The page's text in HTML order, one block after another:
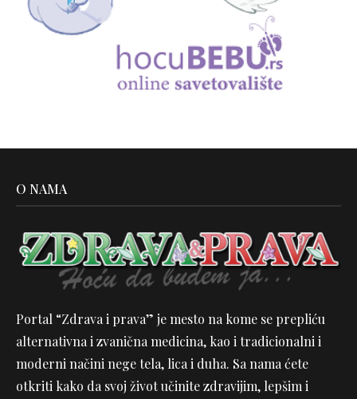
O NAMA
Portal “Zdrava i prava” je mesto na kome se prepliću
alternativna i zvanična medicina, kao i tradicionalni i
moderni načini nege tela, lica i duha. Sa nama ćete
otkriti kako da svoj život učinite zdravijim, lepšim i